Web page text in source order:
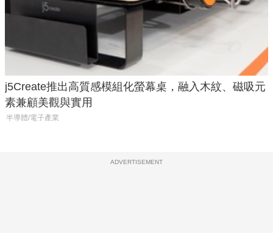
j5Create推出高質感模組化螢幕桌，融入木紋、磁吸元
素兼顧美觀與實用
半導體/電子產業
ADVERTISEMENT